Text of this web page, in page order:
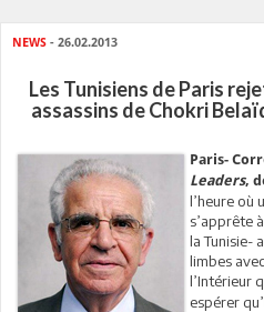
NEWS - 26.02.2013
Les Tunisiens de Paris
assassins de Chokri
Paris-
Leaders,
l’heure où
s’apprête
la Tunisie-
limbes
l’Intérieur
espérer